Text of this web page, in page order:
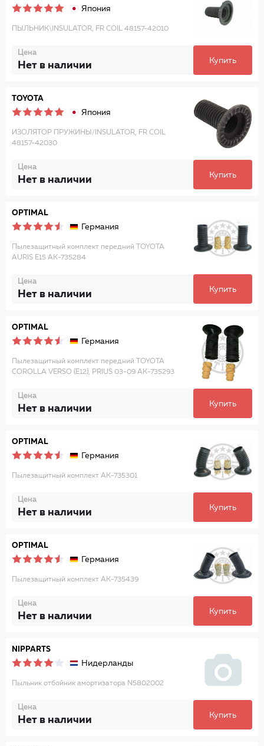
Япония
ПЫЛЬНИК\INSULATOR, FR COIL 48157-42010
Цена
Нет в наличии Купить
TOYOTA
Япония
ИЗОЛЯТОР ПРУЖИНЫ/INSULATOR, FR COIL
48157-42030
Цена
Нет в наличии Купить
OPTIMAL
Германия
Пылезащитный комплект передний TOYOTA
AURIS E15 AK-735284
Цена
Нет в наличии Купить
OPTIMAL
Германия
Пылезащитный комплект передний TOYOTA
COROLLA VERSO (E12), PRIUS 03-09 AK-735293
Цена
Нет в наличии Купить
OPTIMAL
Германия
Пылезащитный комплект AK-735301
Цена
Нет в наличии Купить
OPTIMAL
Германия
Пылезащитный комплект AK-735439
Цена
Нет в наличии Купить
NIPPARTS
Нидерланды
Пыльник отбойник амортизатора N5802002
Цена
Нет в наличии Купить